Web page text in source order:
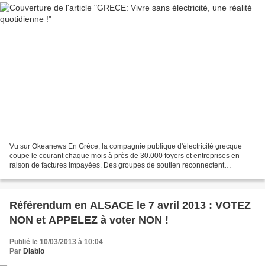
Vu sur Okeanews En Grèce, la compagnie publique d'électricité grecque
coupe le courant chaque mois à près de 30.000 foyers et entreprises en
raison de factures impayées. Des groupes de soutien reconnectent
Référendum en ALSACE le 7 avril 2013 : VOTEZ
NON et APPELEZ à voter NON !
Publié le 10/03/2013 à 10:04
Par Diablo